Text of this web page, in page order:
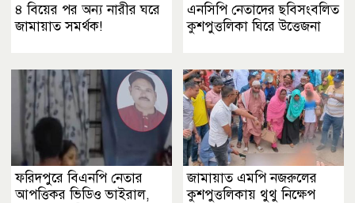
৪ বিয়ের পর অন্য নারীর ঘরে
জামায়াত সমর্থক!
এনসিপি নেতাদের ছবিসংবলিত
কুশপুত্তলিকা ঘিরে উত্তেজনা
ফরিদপুরে বিএনপি নেতার
আপত্তিকর ভিডিও ভাইরাল,
জামায়াত এমপি নজরুলের
কুশপুত্তলিকায় থুথু নিক্ষেপ